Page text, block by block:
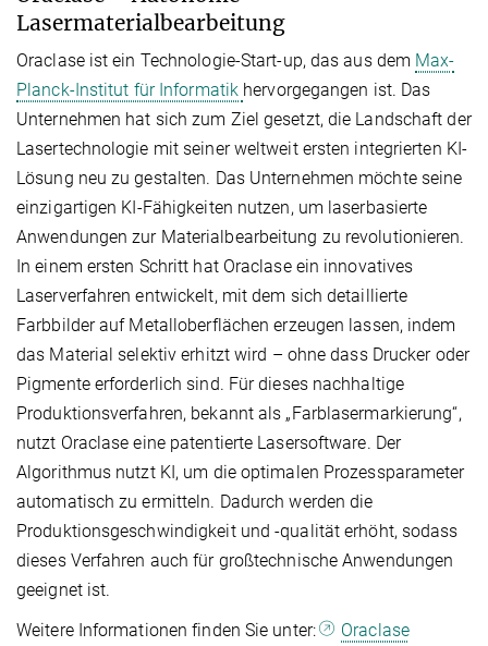
Lasermaterialbearbeitung
Oraclase ist ein Technologie-Start-up, das aus dem Max-
Planck-Institut für Informatik hervorgegangen ist. Das
Unternehmen hat sich zum Ziel gesetzt, die Landschaft der
Lasertechnologie mit seiner weltweit ersten integrierten KI-
Lösung neu zu gestalten. Das Unternehmen möchte seine
einzigartigen KI-Fähigkeiten nutzen, um laserbasierte
Anwendungen zur Materialbearbeitung zu revolutionieren.
In einem ersten Schritt hat Oraclase ein innovatives
Laserverfahren entwickelt, mit dem sich detaillierte
Farbbilder auf Metalloberflächen erzeugen lassen, indem
das Material selektiv erhitzt wird – ohne dass Drucker oder
Pigmente erforderlich sind. Für dieses nachhaltige
Produktionsverfahren, bekannt als „Farblasermarkierung“,
nutzt Oraclase eine patentierte Lasersoftware. Der
Algorithmus nutzt KI, um die optimalen Prozessparameter
automatisch zu ermitteln. Dadurch werden die
Produktionsgeschwindigkeit und -qualität erhöht, sodass
dieses Verfahren auch für großtechnische Anwendungen
geeignet ist.
Weitere Informationen finden Sie unter:
Oraclase